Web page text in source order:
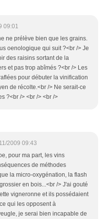
09:01
ne prélève bien que les grains.
oenologique qui suit ?<br /> Je
des raisins sortant de la
et pas trop abîmés ?<br /> Les
pour débuter la vinification
de récolte.<br /> Ne serait-ce
?<br /> <br /> <br />
2009 09:43
pour ma part, les vins
de méthodes
la micro-oxygénation, la flash
en bois...<br /> J'ai gouté
vigneronne et ils possédaient
qui les opposent à
je serai bien incapable de